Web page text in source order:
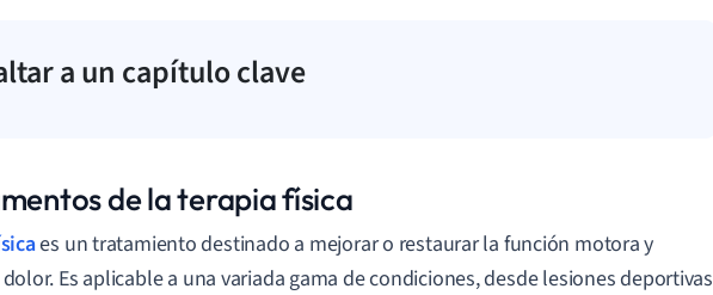
a un capítulo clave
de la terapia física
es un tratamiento destinado a mejorar o restaurar la función motora y
Es aplicable a una variada gama de condiciones, desde lesiones deportivas